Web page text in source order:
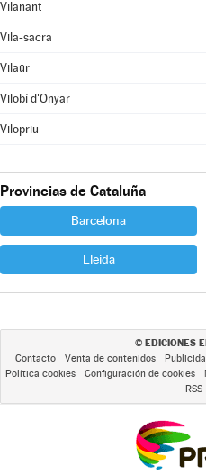
Vilanant
Vila-sacra
Vilaür
Vilobí d'Onyar
Vilopriu
Provincias de Cataluña
Barcelona
Lleida
© EDICIONES
Contacto Venta de contenidos
Política cookies
Configuración de cookies
RSS